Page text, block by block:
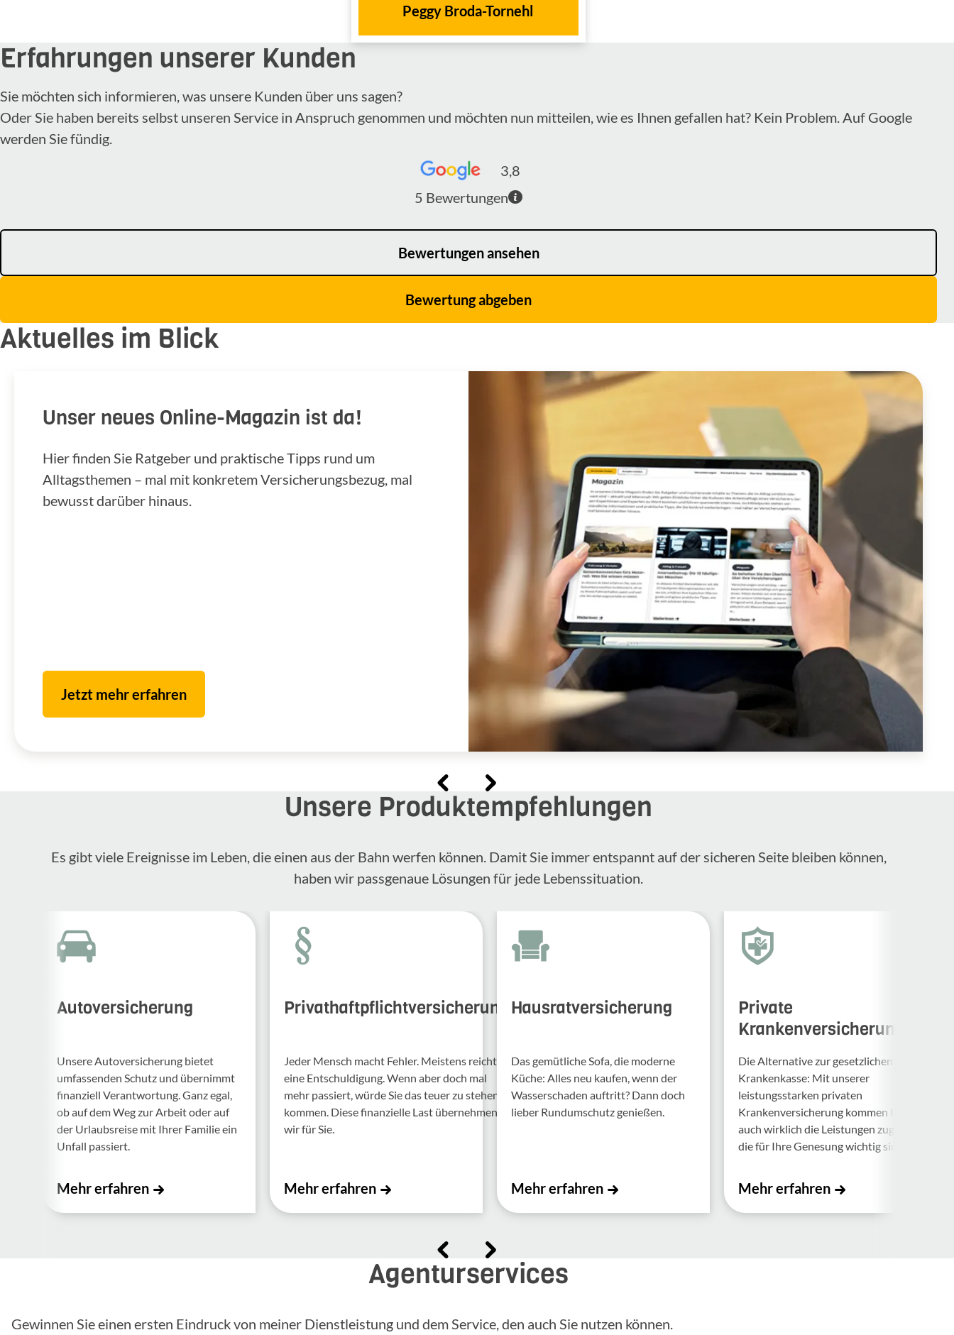
Peggy Broda-Tornehl
Erfahrungen unserer Kunden
Sie möchten sich informieren, was unsere Kunden über uns sagen?
Oder Sie haben bereits selbst unseren Service in Anspruch genommen und möchten nun mitteilen, wie es Ihnen gefallen hat? Kein Problem. Auf Google
werden Sie fündig.
3,8
5 Bewertungen
Bewertungen ansehen
Bewertung abgeben
Aktuelles im Blick
Unser neues Online-Magazin ist da!
Hier finden Sie Ratgeber und praktische Tipps rund um
Alltagsthemen – mal mit konkretem Versicherungsbezug, mal
bewusst darüber hinaus.
Jetzt mehr erfahren
Unsere Produktempfehlungen
Es gibt viele Ereignisse im Leben, die einen aus der Bahn werfen können. Damit Sie immer entspannt auf der sicheren Seite bleiben können,
haben wir passgenaue Lösungen für jede Lebenssituation.
Autoversicherung
Unsere Auto­ver­si­che­rung bietet
umfas­senden Schutz und über­nimmt
finan­ziell Verant­wor­tung. Ganz egal,
ob auf dem Weg zur Arbeit oder auf
der Urlaubs­reise mit Ihrer Familie ein
Unfall passiert.
Mehr erfahren
Privathaftpflichtversicherung
Jeder Mensch macht Fehler. Meis­tens reicht
eine Entschul­di­gung. Wenn aber doch mal
mehr passiert, würde Sie das teuer zu stehen
kommen. Diese finan­zi­elle Last über­nehmen
wir für Sie.
Mehr erfahren
Hausratversicherung
Das gemütliche Sofa, die moderne
Küche: Alles neu kaufen, wenn der
Wasserschaden auftritt? Dann doch
lieber Rundumschutz genießen.
Mehr erfahren
Private
Krankenversicherung
Die Alternative zur gesetzlichen
Krankenkasse: Mit unserer
leistungsstarken privaten
Krankenversicherung kommen Ihnen
auch wirklich die Leistungen zugute,
die für Ihre Genesung wichtig sind.
Mehr erfahren
Agenturservices
Gewinnen Sie einen ersten Eindruck von meiner Dienstleistung und dem Service, den auch Sie nutzen können.